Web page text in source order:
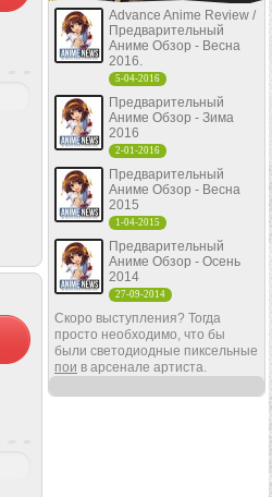
Advance Anime Review /
Предварительный
Аниме Обзор - Весна
2016.
5-04-2016
Предварительный
Аниме Обзор - Зима
2016
2-01-2016
Предварительный
Аниме Обзор - Весна
2015
1-04-2015
Предварительный
Аниме Обзор - Осень
2014
27-09-2014
Скоро выступления? Тогда
просто необходимо, что бы
были светодиодные пиксельные
пои в арсенале артиста.